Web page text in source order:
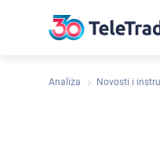
Analiza Novosti i